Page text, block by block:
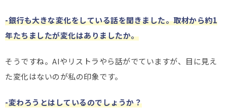
-銀行も大きな変化をしている話を聞きました。取材から約1
年たちましたが変化はありましたか。
そうですね。AIやリストラやら話がでていますが、目に見え
た変化はないのが私の印象です。
-変わろうとはしているのでしょうか？